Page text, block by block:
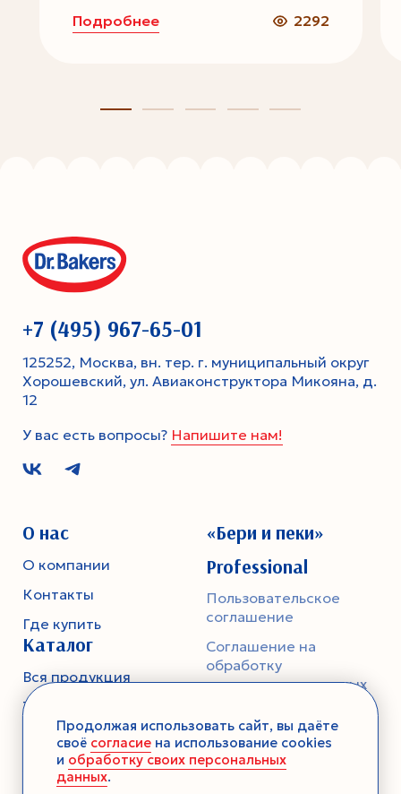
Подробнее 2292
+7 (495) 967-65-01
125252, Москва, вн. тер. г. муниципальный округ
Хорошевский, ул. Авиаконструктора Микояна, д.
12
У вас есть вопросы? Напишите нам!
О нас
О компании
Контакты
Где купить
Каталог
Вся продукция
Тесто
Смеси-помощники
Ароматика
«Бери и пеки»
Professional
Пользовательское
соглашение
Соглашение на
обработку
персональных данных
конфиденциальности
Продолжая использовать сайт, вы даёте
своё согласие на использование cookies
и обработку своих персональных
данных.